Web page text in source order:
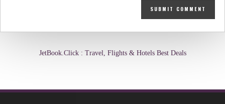
JetBook.Click : Travel, Flights & Hotels Best Deals